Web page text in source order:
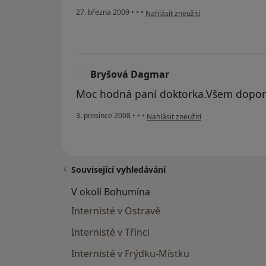
27. března 2009 • • • podle názoru uživatele Pacient
Nahlásit zneužití
Bryšová Dagmar
Moc hodná paní doktorka.Všem
3. prosince 2008 • • • podle názoru uživatele Bryšová
Nahlásit zneužití
Související vyhledávání
V okolí Bohumína
Internisté v Ostravě
Internisté v Třinci
Internisté v Frýdku-Místku